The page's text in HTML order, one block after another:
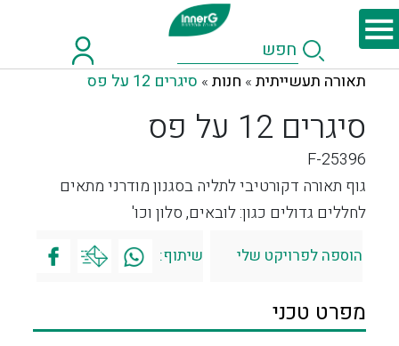
תאורה תעשייתית » חנות » סיגרים 12 על פס
סיגרים 12 על פס
F-25396
גוף תאורה דקורטיבי לתליה בסגנון מודרני מתאים
לחללים גדולים כגון: לובאים, סלון וכו'
הוספה לפרויקט שלי שיתוף:
מפרט טכני